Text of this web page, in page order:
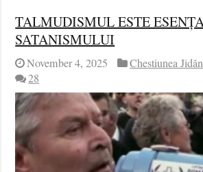
TALMUDISMUL ESTE
SATANISMULUI
November 4, 2025 Chestiunea
28